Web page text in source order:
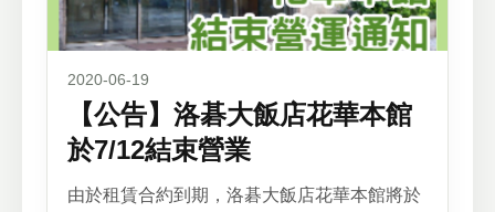
2020-06-19
【公告】洛碁大飯店花華本館
於7/12結束營業
由於租賃合約到期，洛碁大飯店花華本館將於